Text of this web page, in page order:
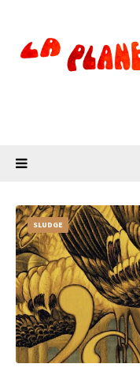
SLUDGE